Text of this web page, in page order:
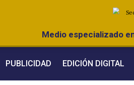
Medio especializado
PUBLICIDAD EDICIÓN DIGITAL